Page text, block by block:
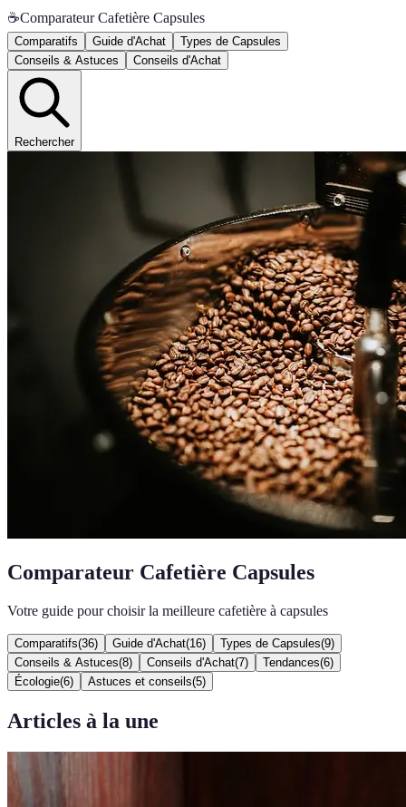
☕Comparateur Cafetière Capsules
Comparatifs Guide d'Achat
Types de Capsules
Conseils & Astuces
Conseils d'Achat
Rechercher
Comparateur Cafetière Capsules
Votre guide pour choisir la meilleure cafetière à capsules
Comparatifs(36) Guide d'Achat(16) Types de Capsules(9)
Conseils & Astuces(8) Conseils d'Achat(7) Tendances(6)
Écologie(6) Astuces et conseils(5)
Articles à la une